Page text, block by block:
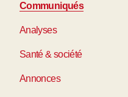
Communiqués
Analyses
Santé & société
Annonces